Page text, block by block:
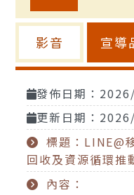
影音 宣導
發佈日期：
更新日期：
標題：LINE@
回收及資源循環推
內容：